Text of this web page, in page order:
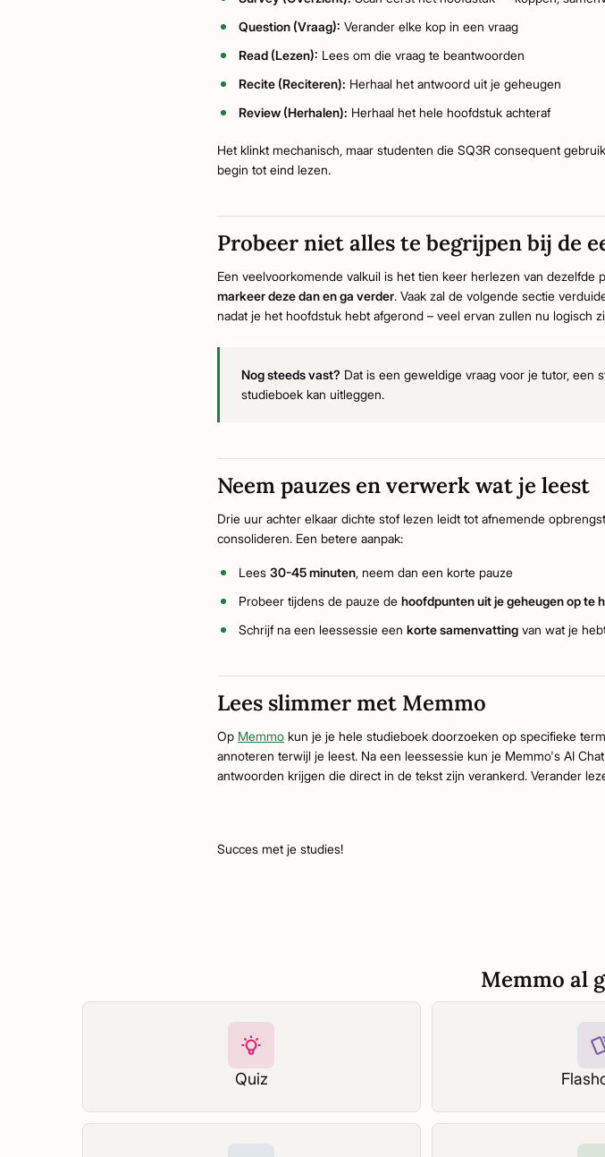
Question (Vraag): Verander elke kop in een vraag
Read (Lezen): Lees om die vraag te beantwoorden
Recite (Reciteren): Herhaal het antwoord uit je geheugen
Review (Herhalen): Herhaal het hele hoofdstuk achteraf
Het klinkt mechanisch, maar studenten die SQ3R consequent
begin tot eind lezen.
Probeer niet alles te begrijpen bij de
Een veelvoorkomende valkuil is het tien keer herlezen van dezelfde
markeer deze dan en ga verder. Vaak zal de volgende sectie
nadat je het hoofdstuk hebt afgerond – veel ervan zullen nu logisch
Nog steeds vast? Dat is een geweldige vraag voor je tutor,
studieboek kan uitleggen.
Neem pauzes en verwerk wat je leest
Drie uur achter elkaar dichte stof lezen leidt tot afnemende
consolideren. Een betere aanpak:
Lees 30-45 minuten, neem dan een korte pauze
Probeer tijdens de pauze de hoofdpunten uit je geheugen op te
Schrijf na een leessessie een korte samenvatting van wat je
Lees slimmer met Memmo
Op Memmo kun je je hele studieboek doorzoeken op specifieke
annoteren terwijl je leest. Na een leessessie kun je Memmo's AI
antwoorden krijgen die direct in de tekst zijn verankerd. Verander
Succes met je studies!
Memmo al
Quiz